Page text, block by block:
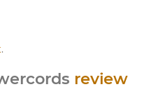
.
review